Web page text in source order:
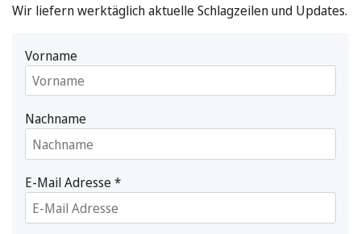
Wir liefern werktäglich aktuelle Schlagzeilen und Updates.
Vorname
Nachname
E-Mail Adresse*